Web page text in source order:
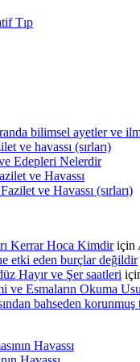
Tıp
bilimsel ayetler ve
ve havassı (sırları)
Edepleri Nelerdir
ve Havassı
ve Havassı (sırları)
Kerrar Hoca Kimdiriçin
etki eden burçlar değildir
Hayır ve Şer saatleri
ve Esmaların Okuma
bahseden
Havassı